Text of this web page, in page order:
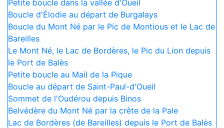
Petite boucle dans la vallée d'Oueil
Boucle d'Élodie au départ de Burgalays
Boucle du Mont Né par le Pic de Montious et le Lac de
Bareilles
Le Mont Né, le Lac de Bordères, le Pic du Lion depuis
le Port de Balès
Petite boucle au Mail de la Pique
Boucle au départ de Saint-Paul-d'Oueil
Sommet de l'Oudérou depuis Binos
Belvédère du Mont Né par la crête de la Pale
Lac de Bordères (de Bareilles) depuis le Port de Balès